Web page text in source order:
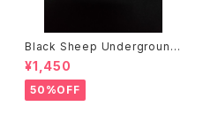
Black Sheep Underground
ニットキャップ
¥1,450
50%OFF